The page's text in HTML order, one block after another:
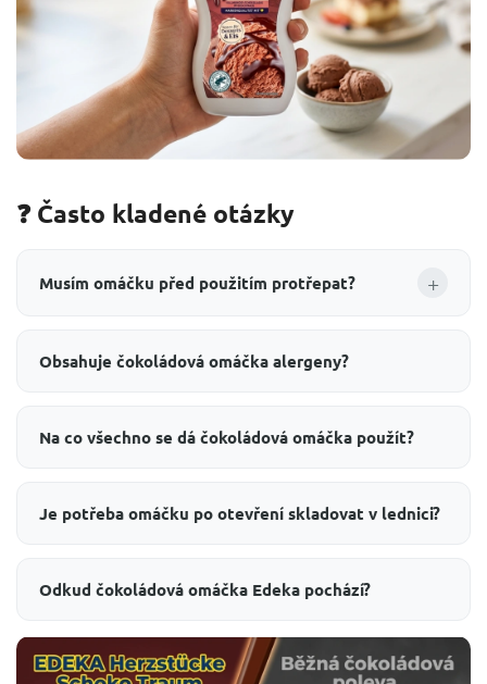
❓ Často kladené otázky
Musím omáčku před použitím protřepat? +
Obsahuje čokoládová omáčka alergeny?
Na co všechno se dá čokoládová omáčka použít?
Je potřeba omáčku po otevření skladovat v lednici?
Odkud čokoládová omáčka Edeka pochází?